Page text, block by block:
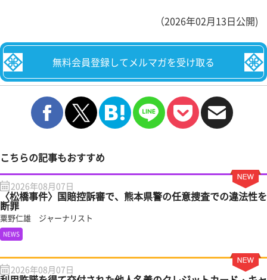
（2026年02月13日公開)
無料会員登録してメルマガを受け取る
こちらの記事もおすすめ
2026年08月07日
〈松橋事件〉国賠控訴審で、熊本県警の任意捜査での違法性を
断罪
粟野仁雄 ジャーナリスト
NEWS
2026年08月07日